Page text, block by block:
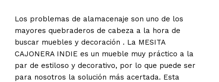
Los problemas de alamacenaje son uno de los
mayores quebraderos de cabeza a la hora de
buscar muebles y decoración . La MESITA
CAJONERA INDIE es un mueble muy práctico a la
par de estiloso y decorativo, por lo que puede ser
para nosotros la solución más acertada. Esta